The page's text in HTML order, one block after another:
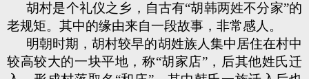
胡村是个礼仪之乡，自古有“胡韩两姓不分家”的
老规矩。其中的缘由来自一段故事，非常感人。
明朝时期，胡村较早的胡姓族人集中居住在村中
较高较大的一块平地，称“胡家店”，后其他姓氏迁